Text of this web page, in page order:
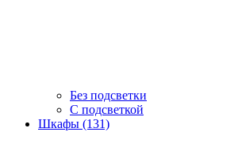
Без подсветки
С подсветкой
Шкафы (131)